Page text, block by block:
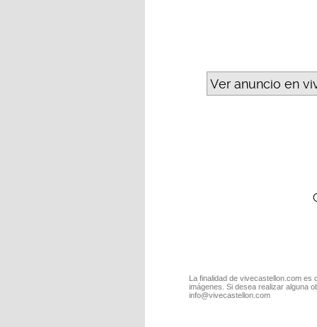
Ver anuncio en
La finalidad de vivecastellon.com
imágenes. Si desea realizar alguna
info@vivecastellon.com